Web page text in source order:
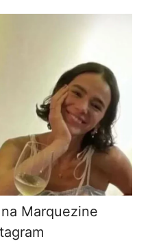
Marquezine